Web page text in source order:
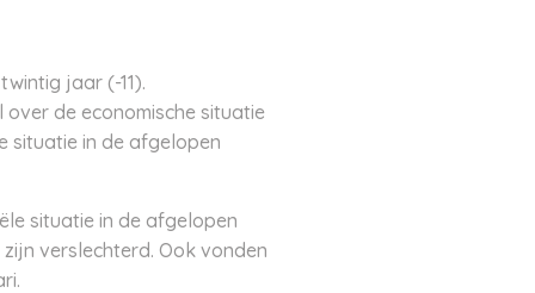
jaar (-11).
de economische situatie
situatie in de afgelopen
situatie in de afgelopen
verslechterd. Ook vonden